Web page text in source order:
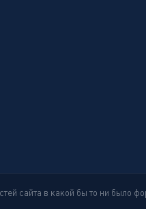
сайта в какой бы то ни было